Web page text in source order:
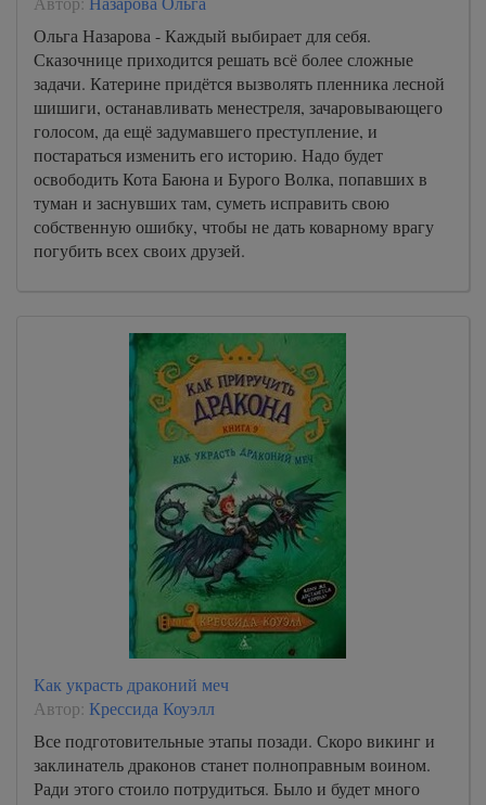
Ольга Назарова - Каждый выбирает для себя.
Сказочнице приходится решать всё более сложные
задачи. Катерине придётся вызволять пленника лесной
шишиги, останавливать менестреля, зачаровывающего
голосом, да ещё задумавшего преступление, и
постараться изменить его историю. Надо будет
освободить Кота Баюна и Бурого Волка, попавших в
туман и заснувших там, суметь исправить свою
собственную ошибку, чтобы не дать коварному врагу
погубить всех своих друзей.
Как украсть драконий меч
Автор: Крессида Коуэлл
Все подготовительные этапы позади. Скоро викинг и
заклинатель драконов станет полноправным воином.
Ради этого стоило потрудиться. Было и будет много